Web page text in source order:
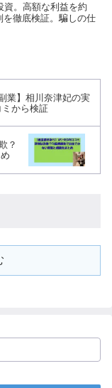
資。高額な利益を約
徹底検証。騙しの仕
業】相川奈津妃の実
から検証
？